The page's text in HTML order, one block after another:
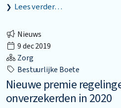
Lees verder…
Nieuws
9 dec 2019
Zorg
Bestuurlijke Boete
Nieuwe premie
onverzekerden in 2020